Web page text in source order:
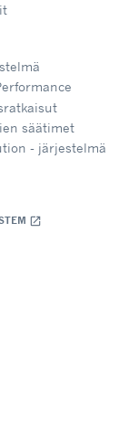
säätimet
- järjestelmä
open_in_new